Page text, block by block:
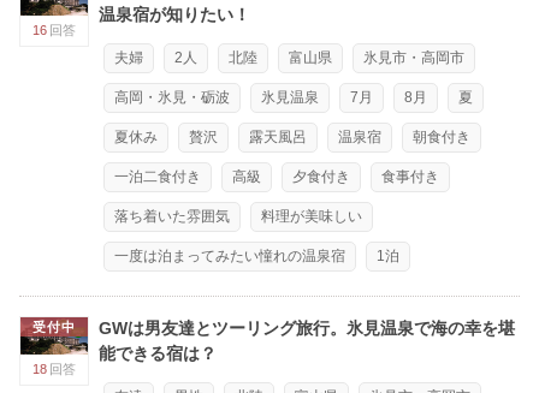
16 回答
温泉宿が知りたい！
夫婦 2人 北陸 富山県 氷見市・高岡市
高岡・氷見・砺波 氷見温泉 7月 8月 夏
夏休み 贅沢 露天風呂 温泉宿 朝食付き
一泊二食付き 高級 夕食付き 食事付き
落ち着いた雰囲気 料理が美味しい
一度は泊まってみたい憧れの温泉宿 1泊
受付中
18 回答
GWは男友達とツーリング旅行。氷見温泉で海の幸を堪
能できる宿は？